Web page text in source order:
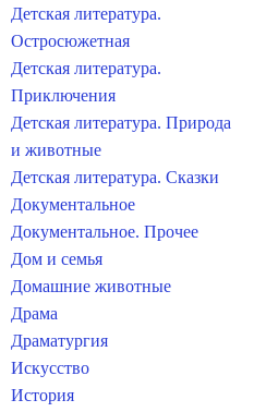
Детская литература.
Остросюжетная
Детская литература.
Приключения
Детская литература. Природа
и животные
Детская литература. Сказки
Документальное
Документальное. Прочее
Дом и семья
Домашние животные
Драма
Драматургия
Искусство
История